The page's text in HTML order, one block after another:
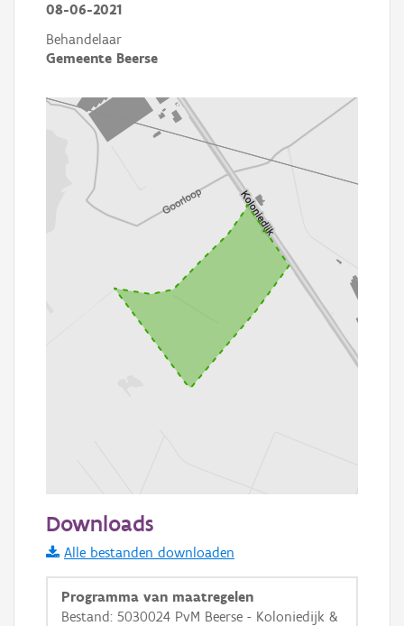
08-06-2021
Behandelaar
Gemeente Beerse
Informatie Vlaanderen
i
Downloads
Alle bestanden downloaden
Programma van maatregelen
Bestand: 5030024 PvM Beerse - Koloniedijk &